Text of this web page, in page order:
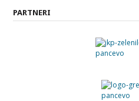
PARTNERI